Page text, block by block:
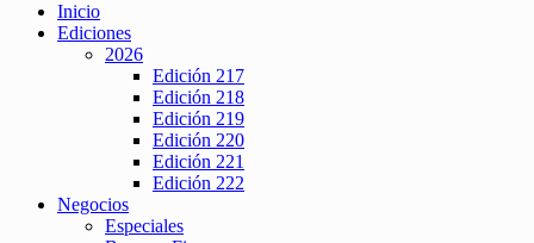
Inicio
Ediciones
2026
Edición 217
Edición 218
Edición 219
Edición 220
Edición 221
Edición 222
Negocios
Especiales